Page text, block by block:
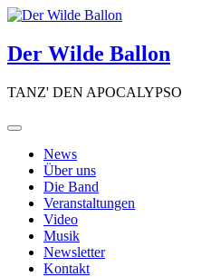
Skip
content
Der Wilde Ballon
TANZ' DEN APOCALYPSO
News
Über uns
Die Band
Veranstaltungen
Video
Musik
Newsletter
Kontakt